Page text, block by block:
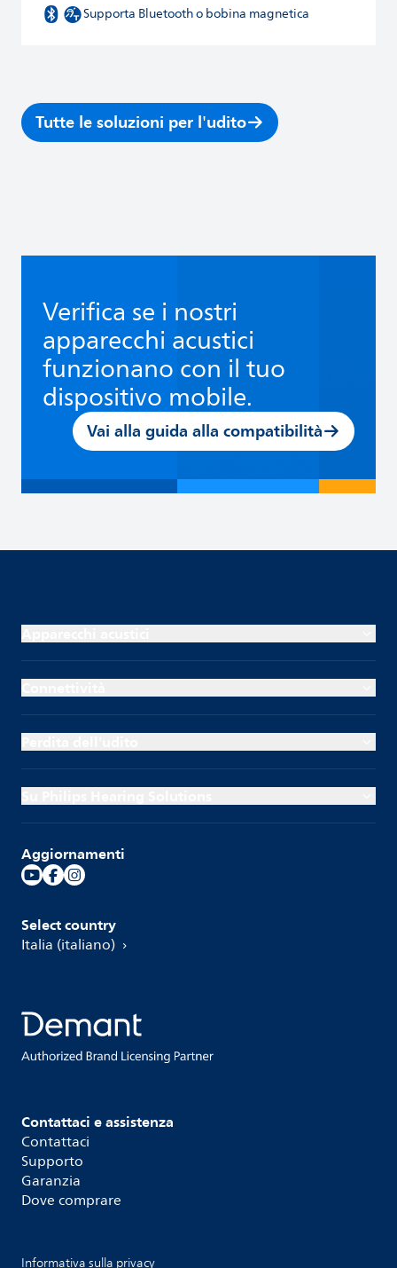
Supporta Bluetooth o bobina magnetica
Tutte le soluzioni per l'udito
Verifica se i nostri
apparecchi acustici
funzionano con il tuo
dispositivo mobile.
Vai alla guida alla compatibilità
Contattaci e assistenza
Contattaci
Supporto
Garanzia
Dove comprare
Aggiornamenti
Select country
Italia (italiano)
Informativa sulla privacy